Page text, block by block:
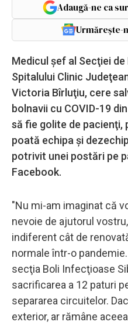
Adaugă-ne ca
Urmărește-
Medicul şef al Secţiei
Spitalului Clinic
Victoria Bîrluţiu, cere
bolnavii cu COVID-19
să fie golite de pacienţi,
poată echipa şi
potrivit unei postări pe
Facebook.
"Nu mi-am imaginat că
nevoie de ajutorul
indiferent cât de
normale într-o
secţia Boli Infecţioase
sacrificarea a 12 paturi
separarea circuitelor.
exterior, ar rămâne